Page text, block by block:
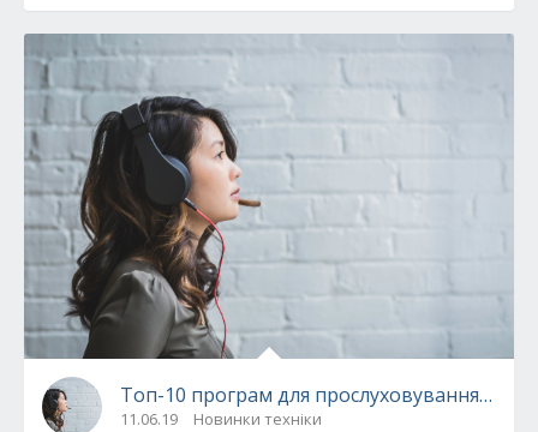
Топ-10 програм для прослуховування
11.06.19 Новинки техніки